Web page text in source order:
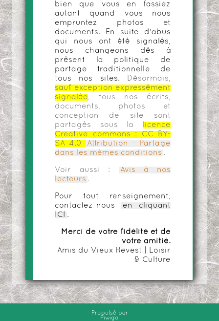
bien que vous en fassiez
autant quand vous nous
empruntez photos et
documents. En suite d'abus
qui nous ont été signalés,
nous changeons dès à
présent la politique de
partage traditionnelle de
tous nos sites.
Désormais,
sauf exception expressément
signalée, tous nos écrits,
documents, photos et
conception de site sont
partagés sous la
licence
Creative commons :
CC BY-
SA 4.0
Attribution - Partage
dans les mêmes conditions .
Voir aussi :
Avis à nos
lecteurs .
Pour tout renseignement,
contactez-nous
en cliquant
ICI
.
Merci de votre fidélité et de
votre amitié.
Amis du Vieux Revest | Loisir
& Culture
Propulsé par
Piwigo